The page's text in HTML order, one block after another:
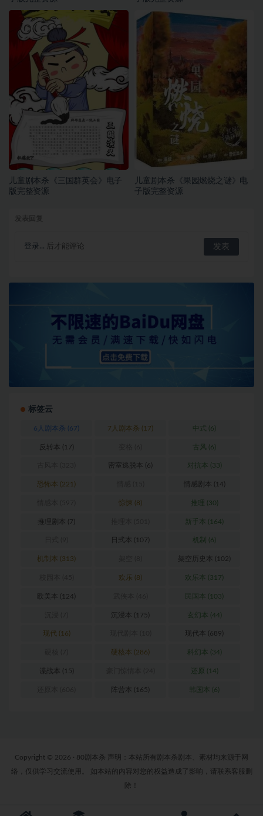
儿童剧本杀《三国群英会》电子
版完整资源
儿童剧本杀《果园燃烧之谜》电
子版完整资源
登录... 后才能评论
标签云
6人剧本杀 (67) 7人剧本杀 (17) 中式 (6)
反转本 (17) 古风 (6)
密室逃脱本 (6) 对抗本 (33)
恐怖本 (221) 情感剧本 (14)
惊悚 (8) 推理 (30)
推理剧本 (7) 新手本 (164)
日式本 (107) 机制 (6)
机制本 (313) 架空历史本 (102)
欢乐 (8) 欢乐本 (317)
欧美本 (124) 民国本 (103)
沉浸本 (175) 玄幻本 (44)
现代 (16) 现代本 (689)
硬核本 (286) 科幻本 (34)
谍战本 (15) 还原 (14)
阵营本 (165) 韩国本 (6)
Copyright © 2026 · 80剧本杀 声明：本站所有剧本杀剧本、素材均来源于网
络，仅供学习交流使用。 如本站的内容对您的权益造成了影响，请联系客服删
除！